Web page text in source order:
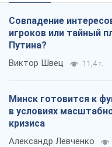
Совпадение
игроков или тайный
Путина?
Виктор Швец 11,4 т.
Минск готовится к
в условиях
кризиса
Александр Левченко